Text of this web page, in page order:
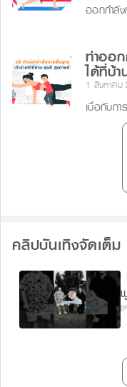
ออกกำลัง
ท่าออ
ได้ที่บ้
1 สิงหาคม
เบื่อกับก
คลิปบันเทิงจัดเต็ม